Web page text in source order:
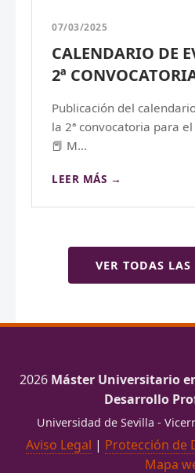
07/03/2025
CALENDARIO DE
2ª
Publicación del
la 2ª convocatoria para
📕 M...
LEER MÁS →
VER TODAS
2026 Máster Universitario
Desarrollo
Universidad de Sevilla -
Aviso Legal | Protección de
Mapa